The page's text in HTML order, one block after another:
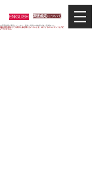
ENGLISH 調査鑑定について
直系後裔が運営しています。歴史と武具の本格派が集う美術館です。
は著作権法上での例外を除き禁じられています。本サイトのコンテンツを代行
れていません。